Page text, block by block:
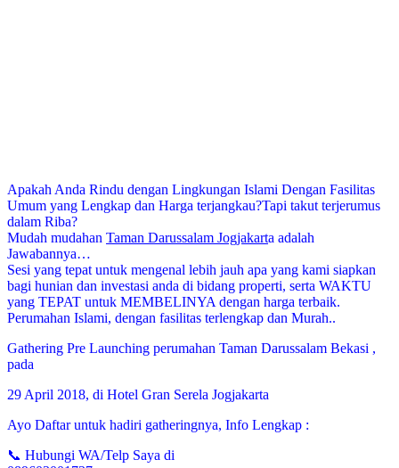
Apakah Anda Rindu dengan Lingkungan Islami Dengan Fasilitas
Umum yang Lengkap dan Harga terjangkau?Tapi takut terjerumus
dalam Riba?
Mudah mudahan Taman Darussalam Jogjakarta adalah
Jawabannya…
Sesi yang tepat untuk mengenal lebih jauh apa yang kami siapkan
bagi hunian dan investasi anda di bidang properti, serta WAKTU
yang TEPAT untuk MEMBELINYA dengan harga terbaik.
Perumahan Islami, dengan fasilitas terlengkap dan Murah..
Gathering Pre Launching perumahan Taman Darussalam Bekasi ,
pada
29 April 2018, di Hotel Gran Serela Jogjakarta
Ayo Daftar untuk hadiri gatheringnya, Info Lengkap :
📞 Hubungi WA/Telp Saya di